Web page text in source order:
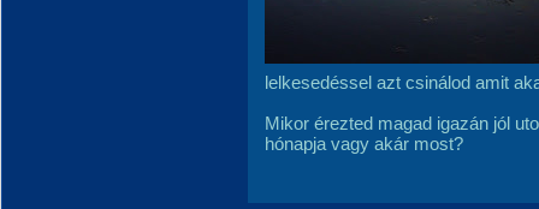
lelkesedéssel azt csinálod amit
Mikor érezted magad igazán jól
hónapja vagy akár most?